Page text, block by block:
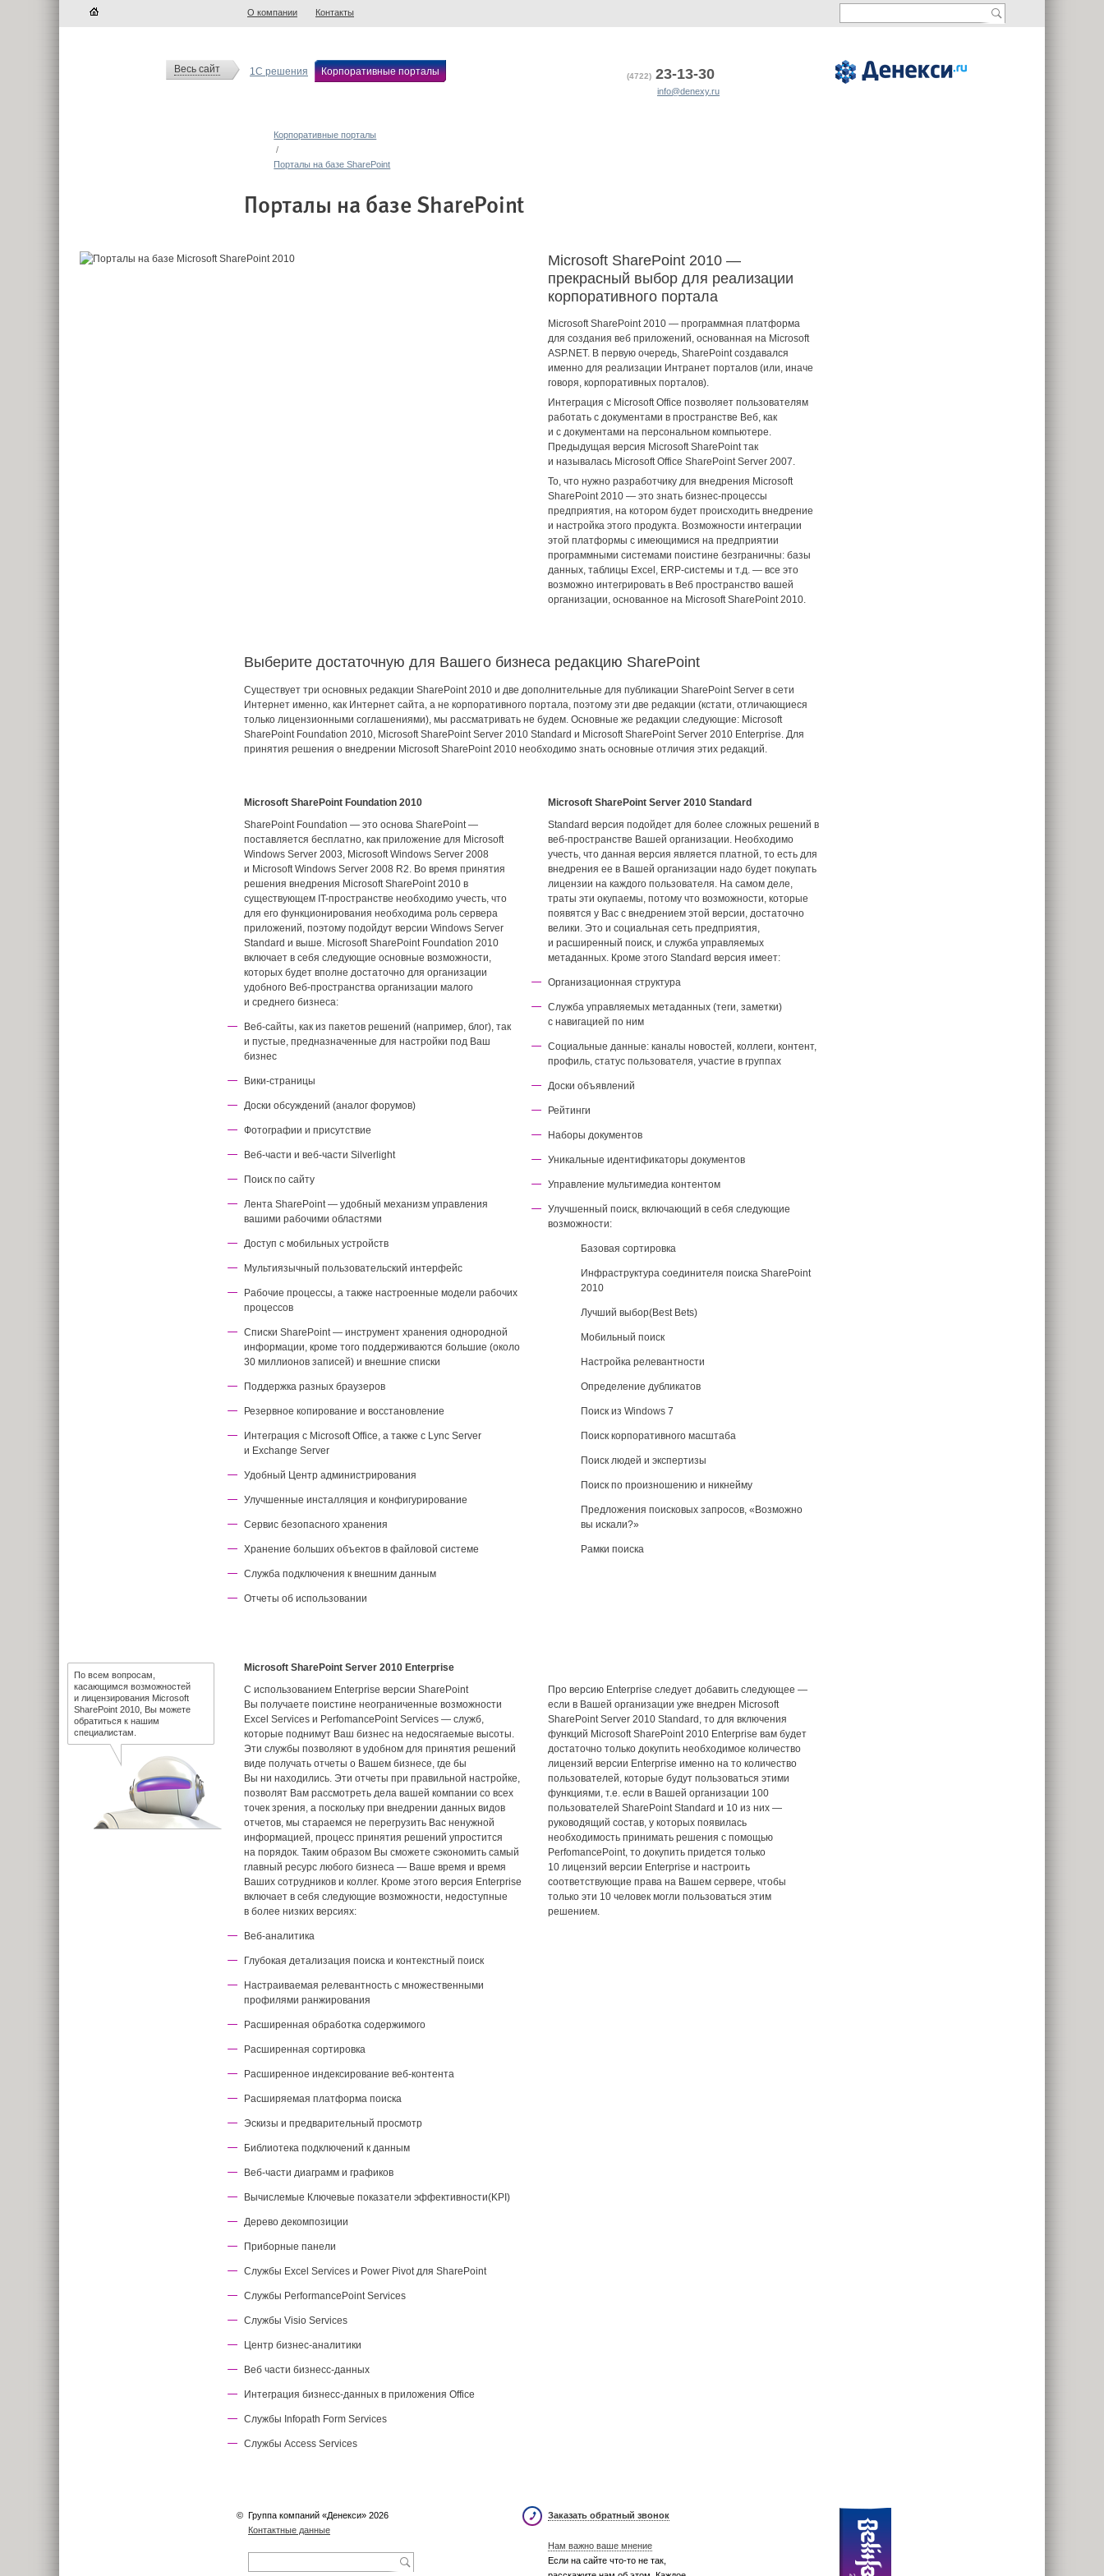
О компании Контакты
Весь сайт 1С решения Корпоративные порталы (4722) 23-13-30
info@denexy.ru
Корпоративные порталы
/
Порталы на базе SharePoint
Порталы на базе SharePoint
Microsoft SharePoint 2010 —
прекрасный выбор для реализации
корпоративного портала
Microsoft SharePoint 2010 — программная платформа
для создания веб приложений, основанная на Microsoft
ASP.NET. В первую очередь, SharePoint создавался
именно для реализации Интранет порталов (или, иначе
говоря, корпоративных порталов).
Интеграция с Microsoft Office позволяет пользователям
работать с документами в пространстве Веб, как
и с документами на персональном компьютере.
Предыдущая версия Microsoft SharePoint так
и называлась Microsoft Office SharePoint Server 2007.
То, что нужно разработчику для внедрения Microsoft
SharePoint 2010 — это знать бизнес-процессы
предприятия, на котором будет происходить внедрение
и настройка этого продукта. Возможности интеграции
этой платформы с имеющимися на предприятии
программными системами поистине безграничны: базы
данных, таблицы Excel, ERP-системы и т.д. — все это
возможно интегрировать в Веб пространство вашей
организации, основанное на Microsoft SharePoint 2010.
Выберите достаточную для Вашего бизнеса редакцию SharePoint
Существует три основных редакции SharePoint 2010 и две дополнительные для публикации SharePoint Server в сети
Интернет именно, как Интернет сайта, а не корпоративного портала, поэтому эти две редакции (кстати, отличающиеся
только лицензионными соглашениями), мы рассматривать не будем. Основные же редакции следующие: Microsoft
SharePoint Foundation 2010, Microsoft SharePoint Server 2010 Standard и Microsoft SharePoint Server 2010 Enterprise. Для
принятия решения о внедрении Microsoft SharePoint 2010 необходимо знать основные отличия этих редакций.
Microsoft SharePoint Foundation 2010
SharePoint Foundation — это основа SharePoint —
поставляется бесплатно, как приложение для Microsoft
Windows Server 2003, Microsoft Windows Server 2008
и Microsoft Windows Server 2008 R2. Во время принятия
решения внедрения Microsoft SharePoint 2010 в
существующем IT-пространстве необходимо учесть, что
для его функционирования необходима роль сервера
приложений, поэтому подойдут версии Windows Server
Standard и выше. Microsoft SharePoint Foundation 2010
включает в себя следующие основные возможности,
которых будет вполне достаточно для организации
удобного Веб-пространства организации малого
и среднего бизнеса:
Веб-сайты, как из пакетов решений (например, блог), так
и пустые, предназначенные для настройки под Ваш
бизнес
Вики-страницы
Доски обсуждений (аналог форумов)
Фотографии и присутствие
Веб-части и веб-части Silverlight
Поиск по сайту
Лента SharePoint — удобный механизм управления
вашими рабочими областями
Доступ с мобильных устройств
Мультиязычный пользовательский интерфейс
Рабочие процессы, а также настроенные модели рабочих
процессов
Списки SharePoint — инструмент хранения однородной
информации, кроме того поддерживаются большие (около
30 миллионов записей) и внешние списки
Поддержка разных браузеров
Резервное копирование и восстановление
Интеграция с Microsoft Office, а также с Lync Server
и Exchange Server
Удобный Центр администрирования
Улучшенные инсталляция и конфигурирование
Сервис безопасного хранения
Хранение больших объектов в файловой системе
Служба подключения к внешним данным
Отчеты об использовании
Microsoft SharePoint Server 2010 Standard
Standard версия подойдет для более сложных решений в
веб-пространстве Вашей организации. Необходимо
учесть, что данная версия является платной, то есть для
внедрения ее в Вашей организации надо будет покупать
лицензии на каждого пользователя. На самом деле,
траты эти окупаемы, потому что возможности, которые
появятся у Вас с внедрением этой версии, достаточно
велики. Это и социальная сеть предприятия,
и расширенный поиск, и служба управляемых
метаданных. Кроме этого Standard версия имеет:
Организационная структура
Служба управляемых метаданных (теги, заметки)
с навигацией по ним
Социальные данные: каналы новостей, коллеги, контент,
профиль, статус пользователя, участие в группах
Доски объявлений
Рейтинги
Наборы документов
Уникальные идентификаторы документов
Управление мультимедиа контентом
Улучшенный поиск, включающий в себя следующие
возможности:
Базовая сортировка
Инфраструктура соединителя поиска SharePoint
2010
Лучший выбор(Best Bets)
Мобильный поиск
Настройка релевантности
Определение дубликатов
Поиск из Windows 7
Поиск корпоративного масштаба
Поиск людей и экспертизы
Поиск по произношению и никнейму
Предложения поисковых запросов, «Возможно
вы искали?»
Рамки поиска
По всем вопросам,
касающимся возможностей
и лицензирования Microsoft
SharePoint 2010, Вы можете
обратиться к нашим
специалистам.
Microsoft SharePoint Server 2010 Enterprise
С использованием Enterprise версии SharePoint
Вы получаете поистине неограниченные возможности
Excel Services и PerfomancePoint Services — служб,
которые поднимут Ваш бизнес на недосягаемые высоты.
Эти службы позволяют в удобном для принятия решений
виде получать отчеты о Вашем бизнесе, где бы
Вы ни находились. Эти отчеты при правильной настройке,
позволят Вам рассмотреть дела вашей компании со всех
точек зрения, а поскольку при внедрении данных видов
отчетов, мы стараемся не перегрузить Вас ненужной
информацией, процесс принятия решений упростится
на порядок. Таким образом Вы сможете сэкономить самый
главный ресурс любого бизнеса — Ваше время и время
Ваших сотрудников и коллег. Кроме этого версия Enterprise
включает в себя следующие возможности, недоступные
в более низких версиях:
Веб-аналитика
Глубокая детализация поиска и контекстный поиск
Настраиваемая релевантность с множественными
профилями ранжирования
Расширенная обработка содержимого
Расширенная сортировка
Расширенное индексирование веб-контента
Расширяемая платформа поиска
Эскизы и предварительный просмотр
Библиотека подключений к данным
Веб-части диаграмм и графиков
Вычислемые Ключевые показатели эффективности(KPI)
Дерево декомпозиции
Приборные панели
Службы Excel Services и Power Pivot для SharePoint
Службы PerformancePoint Services
Службы Visio Services
Центр бизнес-аналитики
Веб части бизнесс-данных
Интеграция бизнесс-данных в приложения Office
Службы Infopath Form Services
Cлужбы Access Services
Про версию Enterprise следует добавить следующее —
если в Вашей организации уже внедрен Microsoft
SharePoint Server 2010 Standard, то для включения
функций Microsoft SharePoint 2010 Enterprise вам будет
достаточно только докупить необходимое количество
лицензий версии Enterprise именно на то количество
пользователей, которые будут пользоваться этими
функциями, т.е. если в Вашей организации 100
пользователей SharePoint Standard и 10 из них —
руководящий состав, у которых появилась
необходимость принимать решения с помощью
PerfomancePoint, то докупить придется только
10 лицензий версии Enterprise и настроить
соответствующие права на Вашем сервере, чтобы
только эти 10 человек могли пользоваться этим
решением.
© Группа компаний «Денекси» 2026
Контактные данные
Заказать обратный звонок
Нам важно ваше мнение
Если на сайте что-то не так,